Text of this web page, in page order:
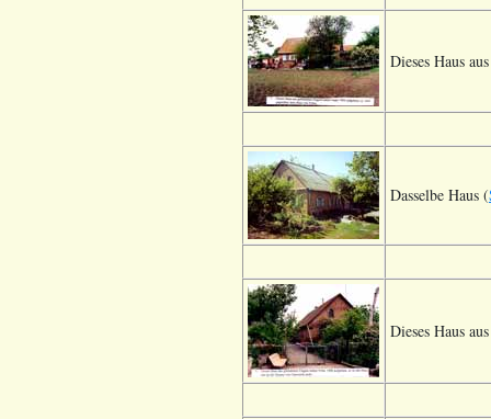
Dieses Haus
Dasselbe Haus (
Dieses Haus